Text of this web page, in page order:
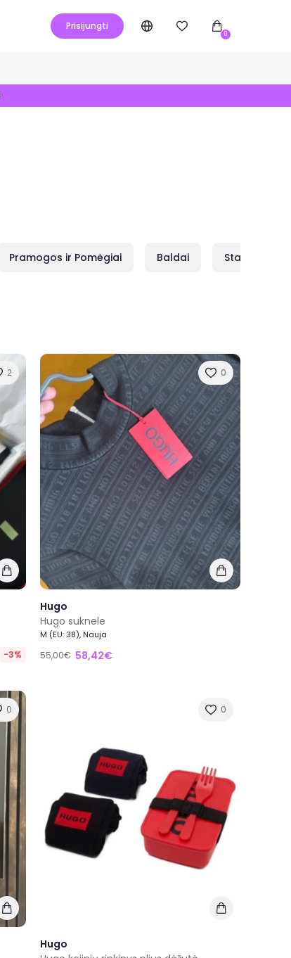
Prisijungti
0
Pramogos ir Pomėgiai Baldai Statybai
2
-3%
0
Hugo
Hugo suknele
M (EU: 38), Nauja
55,00€ 58,42€
0 0
Hugo